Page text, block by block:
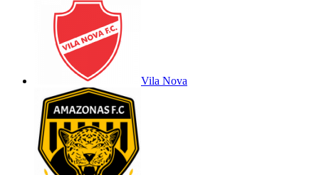
Vila Nova